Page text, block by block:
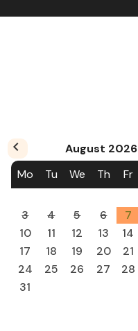
August 2026
Mo
Tu We Th Fr
3
4 5 6 7
10
11 12 13 14
17
18 19 20 21
24
25 26 27 28
31